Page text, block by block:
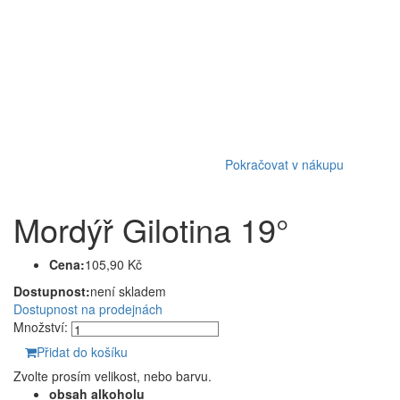
Pokračovat v nákupu
Mordýř Gilotina 19°
Cena:105,90 Kč
Dostupnost:není skladem
Dostupnost na prodejnách
Množství:
Přidat do košíku
Zvolte prosím velikost, nebo barvu.
obsah alkoholu